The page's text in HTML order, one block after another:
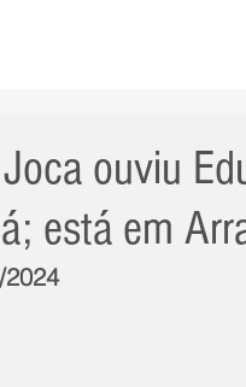
ouviu
está em